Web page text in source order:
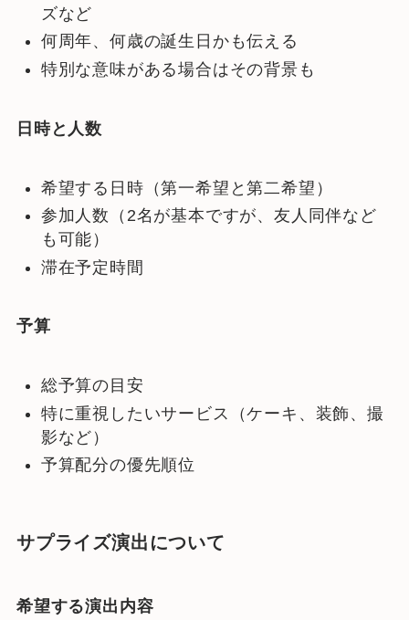
ズなど
何周年、何歳の誕生日かも伝える
特別な意味がある場合はその背景も
日時と人数
希望する日時（第一希望と第二希望）
参加人数（2名が基本ですが、友人同伴など
も可能）
滞在予定時間
予算
総予算の目安
特に重視したいサービス（ケーキ、装飾、撮
影など）
予算配分の優先順位
サプライズ演出について
希望する演出内容